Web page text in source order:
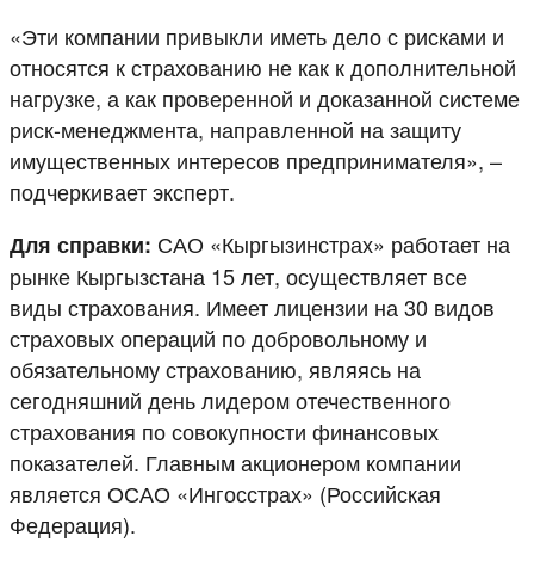
«Эти компании привыкли иметь дело с рисками и
относятся к страхованию не как к дополнительной
нагрузке, а как проверенной и доказанной системе
риск-менеджмента, направленной на защиту
имущественных интересов предпринимателя», –
подчеркивает эксперт.
Для справки: САО «Кыргызинстрах» работает на
рынке Кыргызстана 15 лет, осуществляет все
виды страхования. Имеет лицензии на 30 видов
страховых операций по добровольному и
обязательному страхованию, являясь на
сегодняшний день лидером отечественного
страхования по совокупности финансовых
показателей. Главным акционером компании
является ОСАО «Ингосстрах» (Российская
Федерация).